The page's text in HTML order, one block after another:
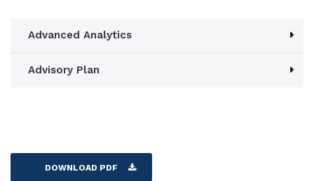
Advanced Analytics
Advisory Plan
DOWNLOAD PDF